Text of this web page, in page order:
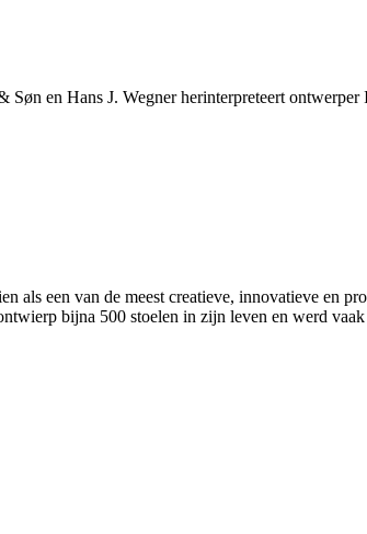
en Hans J. Wegner herinterpreteert
als een van de meest creatieve, innovatieve en
bijna 500 stoelen in zijn leven en werd